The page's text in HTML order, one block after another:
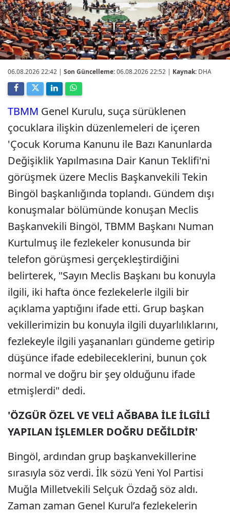
06.08.2026 22:42 | Son Güncelleme:06.08.2026 22:52 | Kaynak: DHA
TBMM Genel Kurulu, suça sürüklenen
çocuklara ilişkin düzenlemeleri de içeren
'Çocuk Koruma Kanunu ile Bazı Kanunlarda
Değişiklik Yapılmasına Dair Kanun Teklifi'ni
görüşmek üzere Meclis Başkanvekili Tekin
Bingöl başkanlığında toplandı. Gündem dışı
konuşmalar bölümünde konuşan Meclis
Başkanvekili Bingöl, TBMM Başkanı Numan
Kurtulmuş ile fezlekeler konusunda bir
telefon görüşmesi gerçekleştirdiğini
belirterek, "Sayın Meclis Başkanı bu konuyla
ilgili, iki hafta önce fezlekelerle ilgili bir
açıklama yaptığını ifade etti. Grup başkan
vekillerimizin bu konuyla ilgili duyarlılıklarını,
fezlekeyle ilgili yaşananları gündeme getirip
düşünce ifade edebileceklerini, bunun çok
normal ve doğru bir şey olduğunu ifade
etmişlerdi" dedi.
'ÖZGÜR ÖZEL VE VELİ AĞBABA İLE İLGİLİ
YAPILAN İŞLEMLER DOĞRU DEĞİLDİR'
Bingöl, ardından grup başkanvekillerine
sırasıyla söz verdi. İlk sözü Yeni Yol Partisi
Muğla Milletvekili Selçuk Özdağ söz aldı.
Zaman zaman Genel Kurul’a fezlekelerin